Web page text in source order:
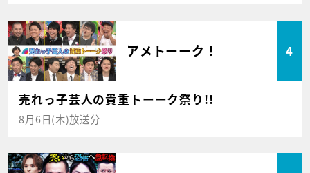
アメトーーク！ 4
売れっ子芸人の貴重トーーク祭り!!
8月6日(木)放送分